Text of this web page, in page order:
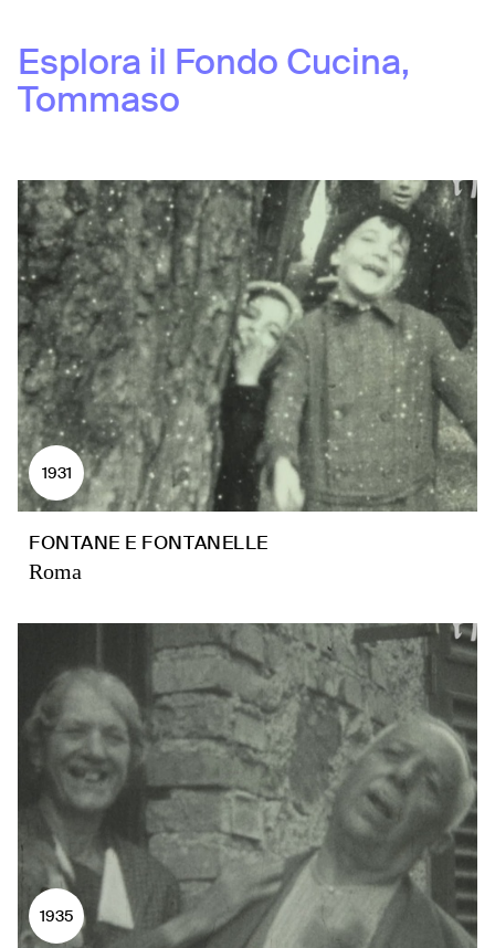
Esplora il Fondo Cucina,
Tommaso
1931
FONTANE E FONTANELLE
Roma
1935